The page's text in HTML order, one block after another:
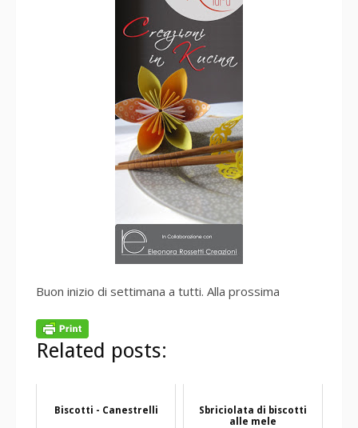
Buon inizio di settimana a tutti. Alla prossima
Related posts:
Biscotti - Canestrelli
Sbriciolata di biscotti
alle mele